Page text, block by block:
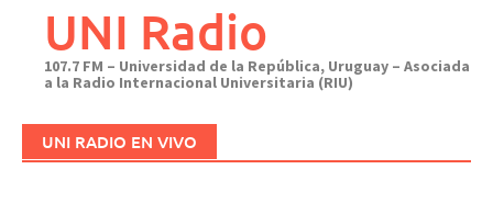
UNI Radio
107.7 FM – Universidad de la República, Uruguay – Asociada
a la Radio Internacional Universitaria (RIU)
UNI RADIO EN VIVO